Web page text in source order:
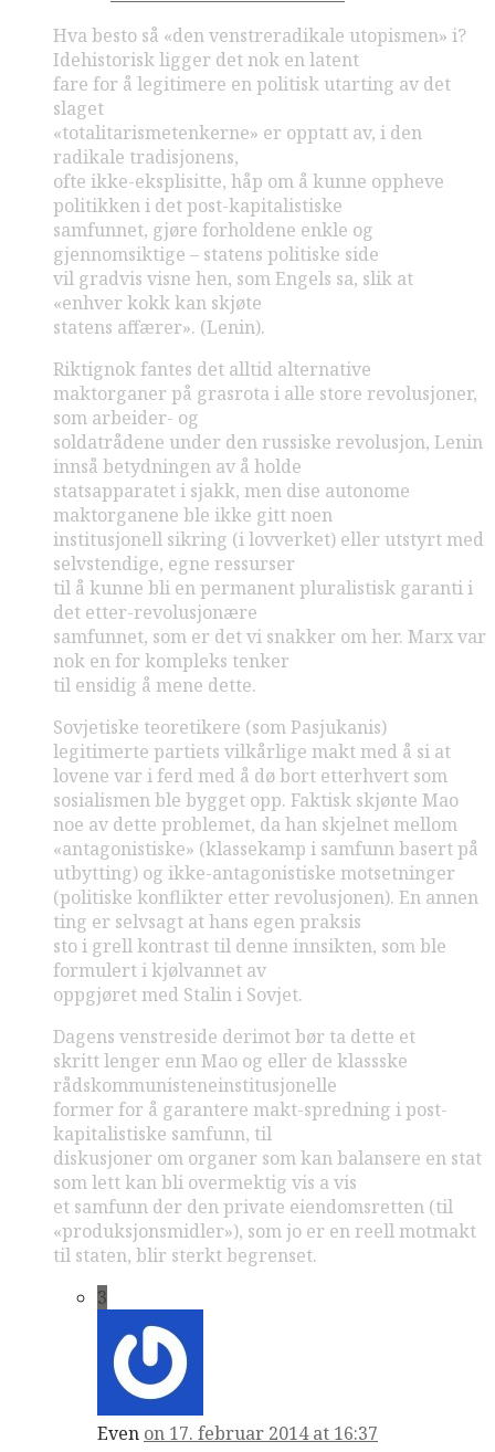
Hva besto så «den venstreradikale utopismen» i?
Idehistorisk ligger det nok en latent
fare for å legitimere en politisk utarting av det
slaget
«totalitarismetenkerne» er opptatt av, i den
radikale tradisjonens,
ofte ikke-eksplisitte, håp om å kunne oppheve
politikken i det post-kapitalistiske
samfunnet, gjøre forholdene enkle og
gjennomsiktige – statens politiske side
vil gradvis visne hen, som Engels sa, slik at
«enhver kokk kan skjøte
statens affærer». (Lenin).
Riktignok fantes det alltid alternative
maktorganer på grasrota i alle store revolusjoner,
som arbeider- og
soldatrådene under den russiske revolusjon, Lenin
innså betydningen av å holde
statsapparatet i sjakk, men dise autonome
maktorganene ble ikke gitt noen
institusjonell sikring (i lovverket) eller utstyrt med
selvstendige, egne ressurser
til å kunne bli en permanent pluralistisk garanti i
det etter-revolusjonære
samfunnet, som er det vi snakker om her. Marx var
nok en for kompleks tenker
til ensidig å mene dette.
Sovjetiske teoretikere (som Pasjukanis)
legitimerte partiets vilkårlige makt med å si at
lovene var i ferd med å dø bort etterhvert som
sosialismen ble bygget opp. Faktisk skjønte Mao
noe av dette problemet, da han skjelnet mellom
«antagonistiske» (klassekamp i samfunn basert på
utbytting) og ikke-antagonistiske motsetninger
(politiske konflikter etter revolusjonen). En annen
ting er selvsagt at hans egen praksis
sto i grell kontrast til denne innsikten, som ble
formulert i kjølvannet av
oppgjøret med Stalin i Sovjet.
Dagens venstreside derimot bør ta dette et
skritt lenger enn Mao og eller de klassske
rådskommunisteneinstitusjonelle
former for å garantere makt-spredning i post-
kapitalistiske samfunn, til
diskusjoner om organer som kan balansere en stat
som lett kan bli overmektig vis a vis
et samfunn der den private eiendomsretten (til
«produksjonsmidler»), som jo er en reell motmakt
til staten, blir sterkt begrenset.
3
Even on 17. februar 2014 at 16:37